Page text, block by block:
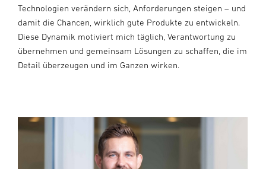
Technologien verändern sich, Anforderungen steigen – und
damit die Chancen, wirklich gute Produkte zu entwickeln.
Diese Dynamik motiviert mich täglich, Verantwortung zu
übernehmen und gemeinsam Lösungen zu schaffen, die im
Detail überzeugen und im Ganzen wirken.